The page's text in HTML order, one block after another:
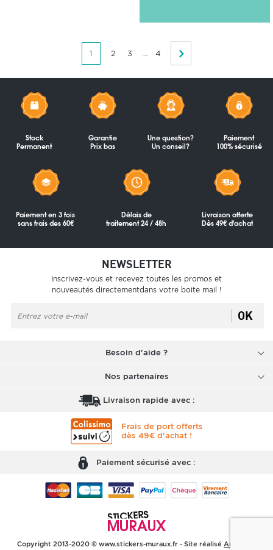
1 2 3 ... 4
Stock
Permanent
Garantie
Prix bas
Une question?
Un conseil?
Paiement
100% sécurisé
Paiement en 3 fois
sans frais des 60€
Délais de
traitement 24 / 48h
Livraison offerte
Dès 49€ d'achat
NEWSLETTER
Inscrivez-vous et recevez toutes les promos et
nouveautés directementdans votre boite mail !
OK
Besoin d'aide ?
Nos partenaires
Livraison rapide avec :
Frais de port offerts
dès 49€ d'achat !
Paiement sécurisé avec :
Copyright 2013-2020 © www.stickers-muraux.fr - Site réalisé Arobases